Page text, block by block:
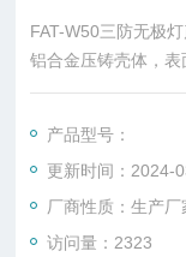
FAT-W50三防无极
铝合金压铸壳体，
内装无极灯（电磁
高功率因数大于0.95
宽电压输入，光通量
瞬时启动，无频闪
产品型号：
更新时间：2024-
厂商性质：生产厂
访问量：2323